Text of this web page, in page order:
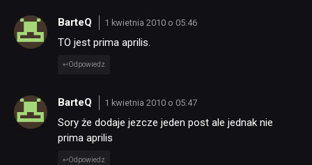
BarteQ 1 kwietnia 2010 o 05:46
TO jest prima aprilis.
Odpowiedz
BarteQ 1 kwietnia 2010 o 05:47
Sory że dodaje jezcze jeden post ale jednak nie
prima aprilis
Odpowiedz